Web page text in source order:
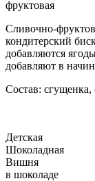
фруктовая
Сливочно-
кондитерский
добавляются
добавляют в
Состав:
Детская
Шоколадная
Вишня
в шоколаде